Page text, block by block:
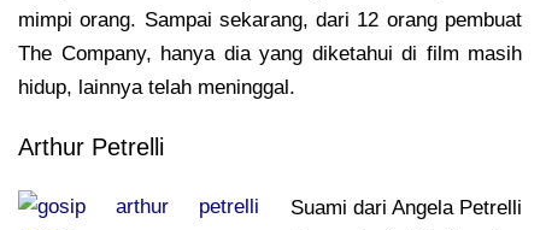
mimpi orang. Sampai sekarang, dari 12 orang pembuat
The Company, hanya dia yang diketahui di film masih
hidup, lainnya telah meninggal.
Arthur Petrelli
Suami dari Angela Petrelli